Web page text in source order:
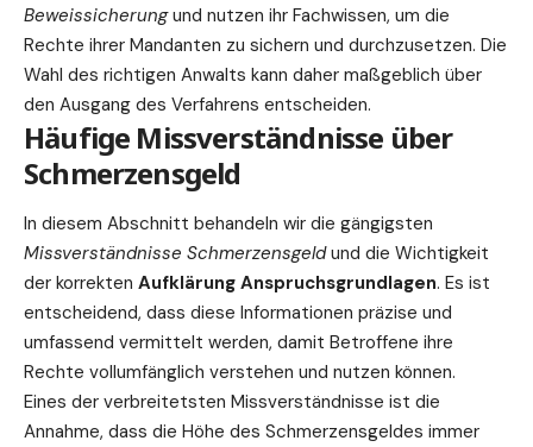
Beweissicherungund nutzen ihr Fachwissen, um die
Rechte ihrer Mandanten zu sichern und durchzusetzen. Die
Wahl des richtigen Anwalts kann daher maßgeblich über
den Ausgang des Verfahrens entscheiden.
Häufige Missverständnisse über
Schmerzensgeld
In diesem Abschnitt behandeln wir die gängigsten
Missverständnisse Schmerzensgeldund die Wichtigkeit
der korrekten Aufklärung Anspruchsgrundlagen. Es ist
entscheidend, dass diese Informationen präzise und
umfassend vermittelt werden, damit Betroffene ihre
Rechte vollumfänglich verstehen und nutzen können.
Eines der verbreitetsten Missverständnisse ist die
Annahme, dass die Höhe des Schmerzensgeldes immer